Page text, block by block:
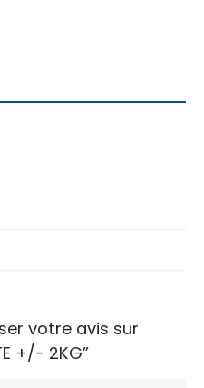
votre avis sur
+/- 2KG”